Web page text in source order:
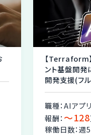
【Terraform
ント基盤開発
開発支援(フ
職種：AIアプ
報酬： 〜128
稼働日数：週